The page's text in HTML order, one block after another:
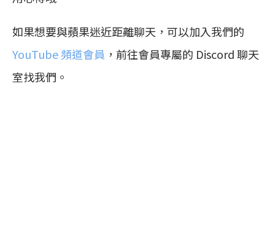
如果想要與蘋果迷近距離聊天，可以加入我們的
YouTube 頻道會員 ，前往會員專屬的 Discord 聊天
室找我們。